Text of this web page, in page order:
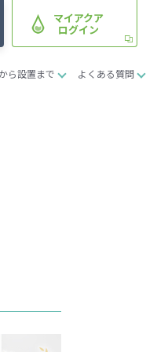
マイアクア
ログイン
ら設置まで よくある質問